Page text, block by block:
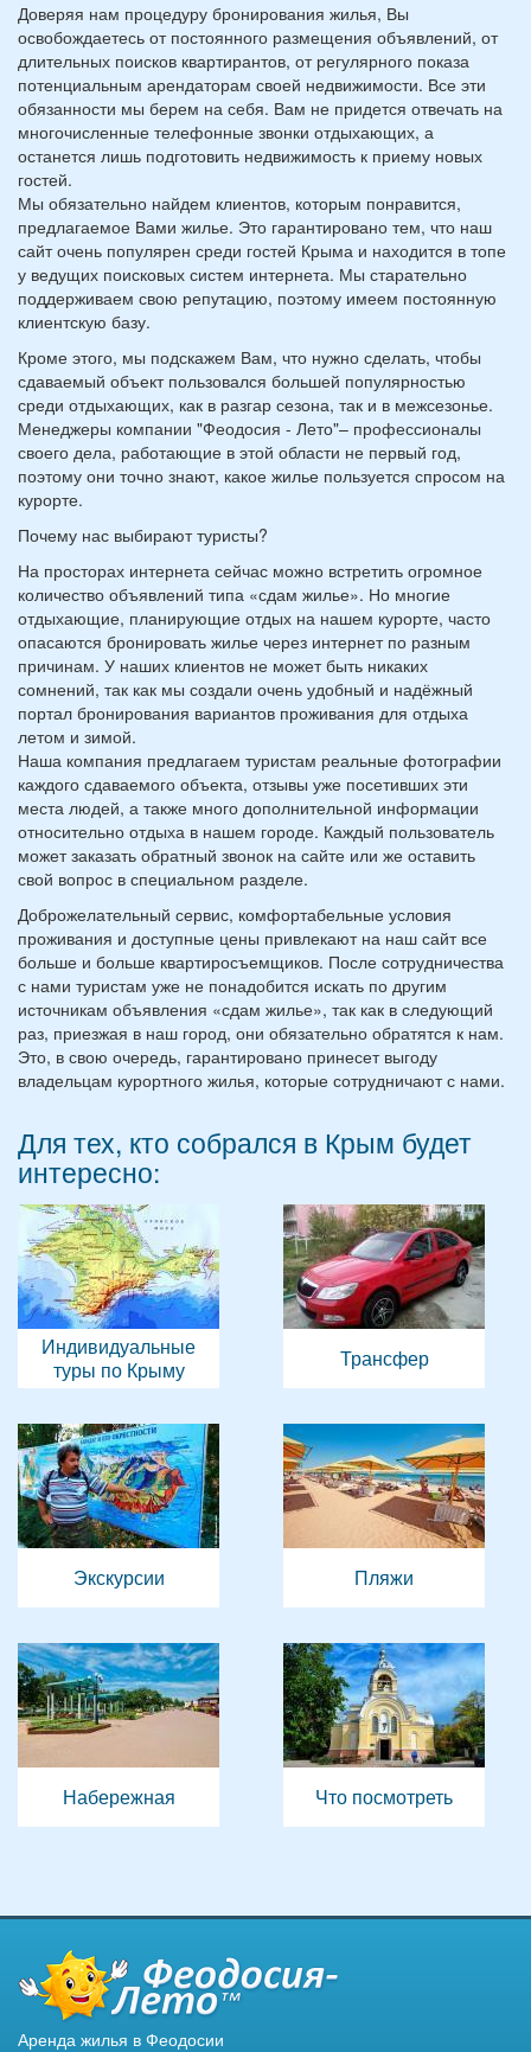
Доверяя нам процедуру бронирования жилья, Вы
освобождаетесь от постоянного размещения объявлений, от
длительных поисков квартирантов, от регулярного показа
потенциальным арендаторам своей недвижимости. Все эти
обязанности мы берем на себя. Вам не придется отвечать на
многочисленные телефонные звонки отдыхающих, а
останется лишь подготовить недвижимость к приему новых
гостей.
Мы обязательно найдем клиентов, которым понравится,
предлагаемое Вами жилье. Это гарантировано тем, что наш
сайт очень популярен среди гостей Крыма и находится в топе
у ведущих поисковых систем интернета. Мы старательно
поддерживаем свою репутацию, поэтому имеем постоянную
клиентскую базу.
Кроме этого, мы подскажем Вам, что нужно сделать, чтобы
сдаваемый объект пользовался большей популярностью
среди отдыхающих, как в разгар сезона, так и в межсезонье.
Менеджеры компании "Феодосия - Лето"– профессионалы
своего дела, работающие в этой области не первый год,
поэтому они точно знают, какое жилье пользуется спросом на
курорте.
Почему нас выбирают туристы?
На просторах интернета сейчас можно встретить огромное
количество объявлений типа «сдам жилье». Но многие
отдыхающие, планирующие отдых на нашем курорте, часто
опасаются бронировать жилье через интернет по разным
причинам. У наших клиентов не может быть никаких
сомнений, так как мы создали очень удобный и надёжный
портал бронирования вариантов проживания для отдыха
летом и зимой.
Наша компания предлагаем туристам реальные фотографии
каждого сдаваемого объекта, отзывы уже посетивших эти
места людей, а также много дополнительной информации
относительно отдыха в нашем городе. Каждый пользователь
может заказать обратный звонок на сайте или же оставить
свой вопрос в специальном разделе.
Доброжелательный сервис, комфортабельные условия
проживания и доступные цены привлекают на наш сайт все
больше и больше квартиросъемщиков. После сотрудничества
с нами туристам уже не понадобится искать по другим
источникам объявления «сдам жилье», так как в следующий
раз, приезжая в наш город, они обязательно обратятся к нам.
Это, в свою очередь, гарантировано принесет выгоду
владельцам курортного жилья, которые сотрудничают с нами.
Для тех, кто собрался в Крым будет
интересно:
Индивидуальные
туры по Крыму
Трансфер
Экскурсии Пляжи
Набережная Что посмотреть
Аренда жилья в Феодосии